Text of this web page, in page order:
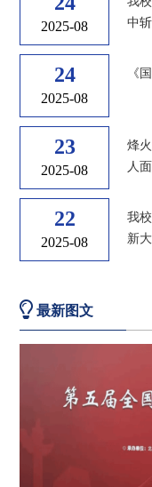
2025-08
中
24
2025-08
《
23
2025-08
烽
人
22
2025-08
我
新
最新图文